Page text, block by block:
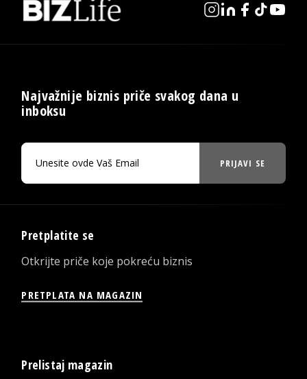
Najvažnije biznis priče svakog dana u
inboksu
PRIJAVI SE
Pretplatite se
Otkrijte priče koje pokreću biznis
PRETPLATA NA MAGAZIN
Prelistaj magazin